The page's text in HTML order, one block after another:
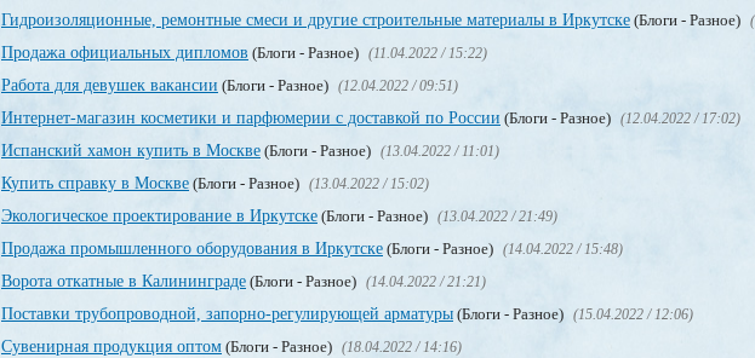
Гидроизоляционные, ремонтные смеси и другие строительные материалы в Иркутске (Блоги - Разное)
Продажа официальных дипломов (Блоги - Разное) (11.04.2022 / 15:22)
Работа для девушек вакансии (Блоги - Разное) (12.04.2022 / 09:51)
Интернет-магазин косметики и парфюмерии с доставкой по России (Блоги - Разное) (12.04.2022 / 17:02)
Испанский хамон купить в Москве (Блоги - Разное) (13.04.2022 / 11:01)
Купить справку в Москве (Блоги - Разное) (13.04.2022 / 15:02)
Экологическое проектирование в Иркутске (Блоги - Разное) (13.04.2022 / 21:49)
Продажа промышленного оборудования в Иркутске (Блоги - Разное) (14.04.2022 / 15:48)
Ворота откатные в Калининграде (Блоги - Разное) (14.04.2022 / 21:21)
Поставки трубопроводной, запорно-регулирующей арматуры (Блоги - Разное) (15.04.2022 / 12:06)
Сувенирная продукция оптом (Блоги - Разное) (18.04.2022 / 14:16)